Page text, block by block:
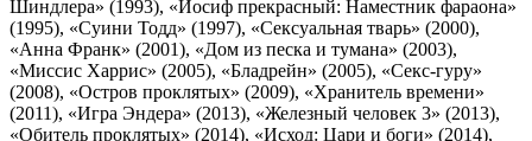
Шиндлера» (1993), «Иосиф прекрасный: Наместник фараона»
(1995), «Суини Тодд» (1997), «Сексуальная тварь» (2000),
«Анна Франк» (2001), «Дом из песка и тумана» (2003),
«Миссис Харрис» (2005), «Бладрейн» (2005), «Секс-гуру»
(2008), «Остров проклятых» (2009), «Хранитель времени»
(2011), «Игра Эндера» (2013), «Железный человек 3» (2013),
«Обитель проклятых» (2014), «Исход: Цари и боги» (2014),